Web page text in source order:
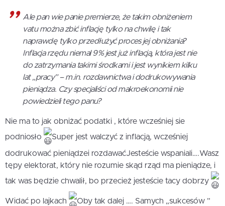
Ale pan wie panie premierze, że takim obniżeniem
vatu można zbić inflację tylko na chwilę i tak
naprawdę tylko przedłużyć proces jej obniżania?
Inflacja rzędu niemal 9% jest już inflacją, która jest nie
do zatrzymania takimi środkami i jest wynikiem kilku
lat „pracy” – m.in. rozdawnictwa i dodrukowywania
pieniądza. Czy specjaliści od makroekonomii nie
powiedzieli tego panu?
Nie ma to jak obniżać podatki , które wcześniej sie
podniosło
Super jest walczyć z inflacją, wcześniej
dodrukować pieniądzei rozdawaćJesteście wspaniali….Wasz
tępy elektorat, który nie rozumie skąd rząd ma pieniądze, i
tak was będzie chwalił, bo przecież jesteście tacy dobrzy
Widać po lajkach Oby tak dalej …. Samych „sukcesów ”